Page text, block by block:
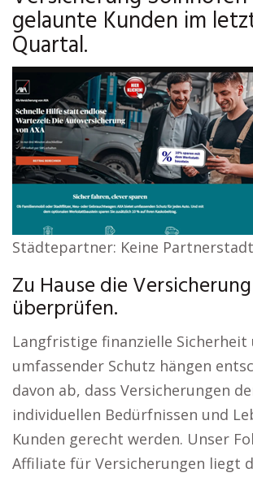
gelaunte Kunden im
Quartal.
Städtepartner: Keine
Zu Hause die
überprüfen.
Langfristige finanzielle Sicherheit
umfassender Schutz hängen
davon ab, dass Versicherungen
individuellen Bedürfnissen und
Kunden gerecht werden. Unser
Affiliate für Versicherungen liegt